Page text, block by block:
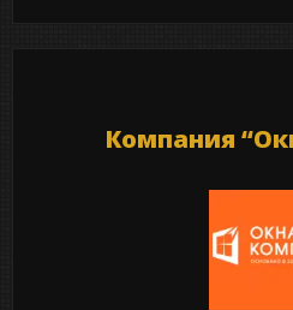
Компания